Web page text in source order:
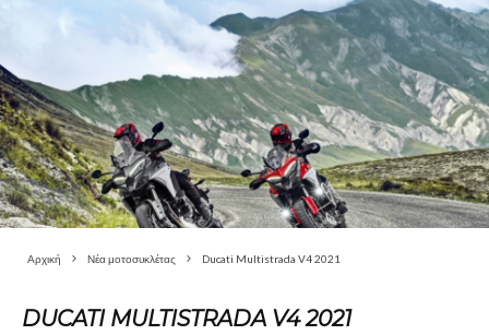
Αρχική Νέα μοτοσυκλέτας Ducati Multistrada V4 2021
DUCATI MULTISTRADA V4 2021